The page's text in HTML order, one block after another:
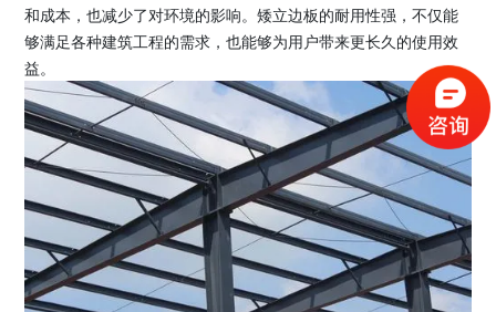
和成本，也减少了对环境的影响。矮立边板的耐用性强，不仅能
够满足各种建筑工程的需求，也能够为用户带来更长久的使用效
益。